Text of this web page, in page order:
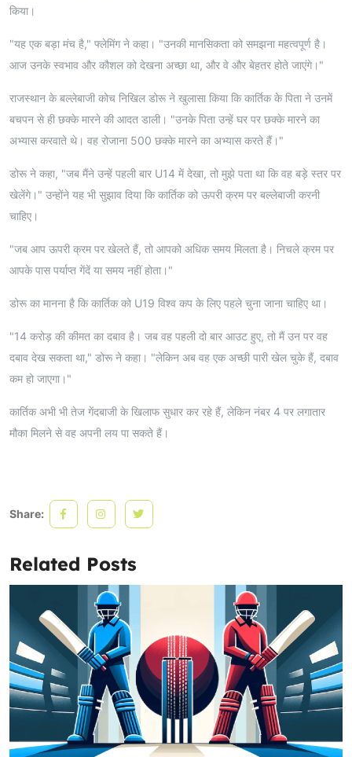
किया।
"यह एक बड़ा मंच है," फ्लेमिंग ने कहा। "उनकी मानसिकता को समझना महत्वपूर्ण है।
आज उनके स्वभाव और कौशल को देखना अच्छा था, और वे और बेहतर होते जाएंगे।"
राजस्थान के बल्लेबाजी कोच निखिल डोरू ने खुलासा किया कि कार्तिक के पिता ने उनमें
बचपन से ही छक्के मारने की आदत डाली। "उनके पिता उन्हें घर पर छक्के मारने का
अभ्यास करवाते थे। वह रोजाना 500 छक्के मारने का अभ्यास करते हैं।"
डोरू ने कहा, "जब मैंने उन्हें पहली बार U14 में देखा, तो मुझे पता था कि वह बड़े स्तर पर
खेलेंगे।" उन्होंने यह भी सुझाव दिया कि कार्तिक को ऊपरी क्रम पर बल्लेबाजी करनी
चाहिए।
"जब आप ऊपरी क्रम पर खेलते हैं, तो आपको अधिक समय मिलता है। निचले क्रम पर
आपके पास पर्याप्त गेंदें या समय नहीं होता।"
डोरू का मानना है कि कार्तिक को U19 विश्व कप के लिए पहले चुना जाना चाहिए था।
"14 करोड़ की कीमत का दबाव है। जब वह पहली दो बार आउट हुए, तो मैं उन पर वह
दबाव देख सकता था," डोरू ने कहा। "लेकिन अब वह एक अच्छी पारी खेल चुके हैं, दबाव
कम हो जाएगा।"
कार्तिक अभी भी तेज गेंदबाजी के खिलाफ सुधार कर रहे हैं, लेकिन नंबर 4 पर लगातार
मौका मिलने से वह अपनी लय पा सकते हैं।
Share:
Related Posts